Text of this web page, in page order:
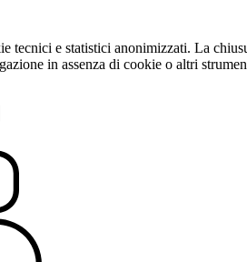
tecnici e statistici anonimizzati. La
in assenza di cookie o altri